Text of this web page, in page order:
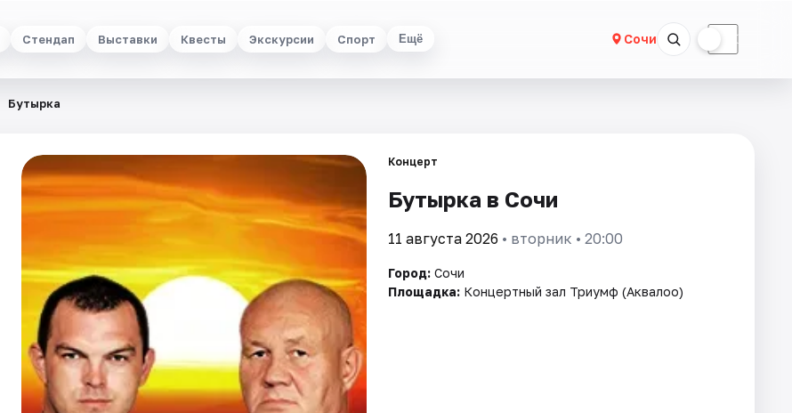
Стендап Выставки Квесты Экскурсии Спорт Ещё Сочи ☾
Бутырка
Концерт
Бутырка в Сочи
11 августа 2026 • вторник • 20:00
Город: Сочи
Площадка: Концертный зал Триумф (Аквалоо)